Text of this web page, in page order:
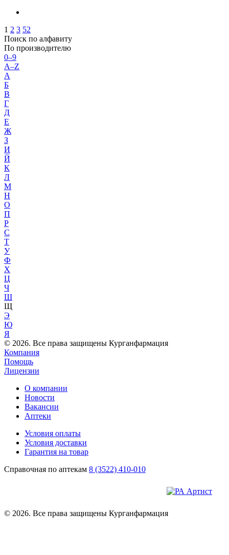
1 2 3 52
Поиск по алфавиту
По производителю
0–9
A–Z
А
Б
В
Г
Д
Е
Ж
З
И
Й
К
Л
М
Н
О
П
Р
С
Т
У
Ф
Х
Ц
Ч
Ш
Щ
Э
Ю
Я
© 2026. Все права защищены Курганфармация
Компания
Помощь
Лицензии
О компании
Новости
Вакансии
Аптеки
Условия оплаты
Условия доставки
Гарантия на товар
Справочная по аптекам 8 (3522) 410-010
© 2026. Все права защищены Курганфармация